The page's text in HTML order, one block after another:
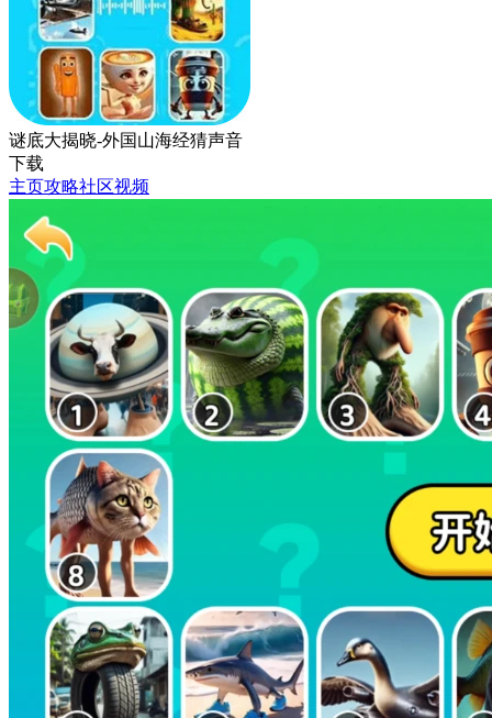
谜底大揭晓-外国山海经猜声音
下载
主页攻略社区视频